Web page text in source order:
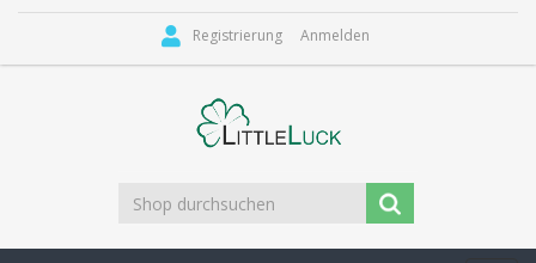
Registrierung Anmelden